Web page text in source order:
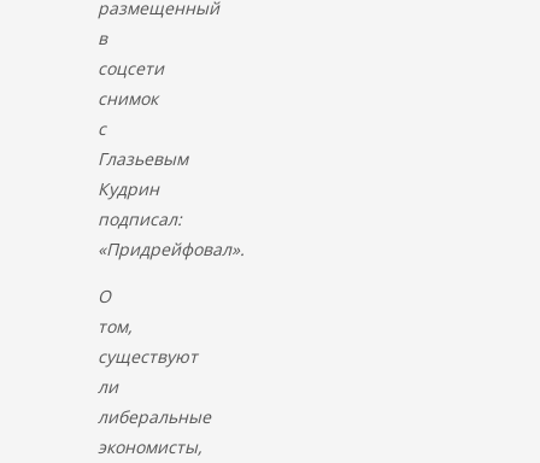
размещенный
в
соцсети
снимок
с
Глазьевым
Кудрин
подписал:
«Придрейфовал».
О
том,
существуют
ли
либеральные
экономисты,